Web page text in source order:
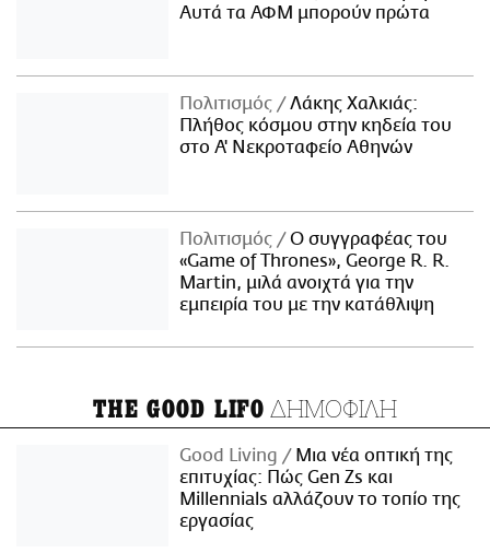
Αυτά τα ΑΦΜ μπορούν πρώτα
Πολιτισμός
Λάκης Χαλκιάς:
Πλήθος κόσμου στην κηδεία του
στο Α' Νεκροταφείο Αθηνών
Πολιτισμός
Ο συγγραφέας του
«Game of Thrones», George R. R.
Martin, μιλά ανοιχτά για την
εμπειρία του με την κατάθλιψη
THE GOOD LIFO ΔΗΜΟΦΙΛΗ
Good Living
Μια νέα οπτική της
επιτυχίας: Πώς Gen Zs και
Millennials αλλάζουν το τοπίο της
εργασίας